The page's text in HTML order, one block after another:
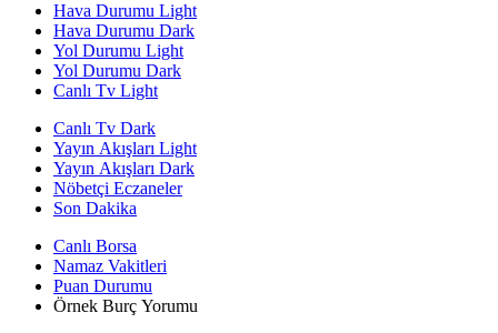
Hava Durumu Light
Hava Durumu Dark
Yol Durumu Light
Yol Durumu Dark
Canlı Tv Light
Canlı Tv Dark
Yayın Akışları Light
Yayın Akışları Dark
Nöbetçi Eczaneler
Son Dakika
Canlı Borsa
Namaz Vakitleri
Puan Durumu
Örnek Burç Yorumu